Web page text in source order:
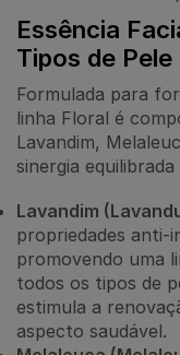
Essência
Tipos de Pele
Formulada para
linha Floral é
Lavandim,
sinergia
Lavandim
propriedades anti-
promovendo uma
todos os tipos de
estimula a
aspecto saudável.